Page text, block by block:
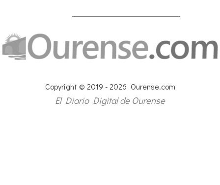
Copyright © 2019 - 2026 Ourense.com
El Diario Digital de Ourense